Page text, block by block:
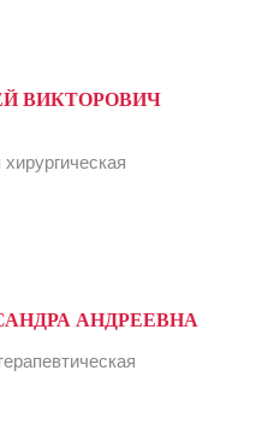
ВИКТОРОВИЧ
АНДРЕЕВНА